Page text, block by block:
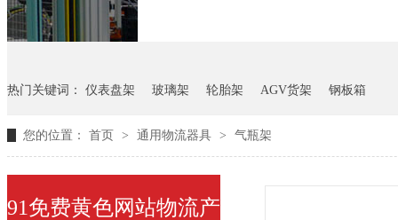
热门关键词： 仪表盘架 玻璃架 轮胎架 AGV货架 钢板箱
您的位置： 首页 > 通用物流器具 > 气瓶架
91免费黄色网站物流产